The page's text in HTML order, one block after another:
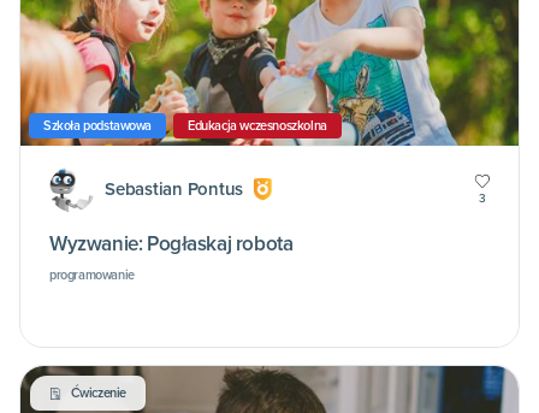
Szkoła podstawowa Edukacja wczesnoszkolna
Sebastian Pontus 3
Wyzwanie: Pogłaskaj robota
programowanie
Ćwiczenie